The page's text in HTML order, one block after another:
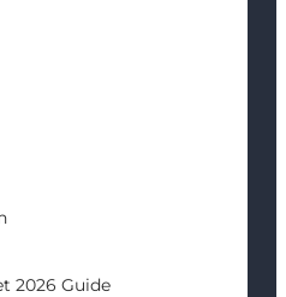
2026 Guide